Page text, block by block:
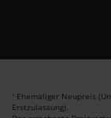
1 Ehemaliger Neupreis
Erstzulassung).